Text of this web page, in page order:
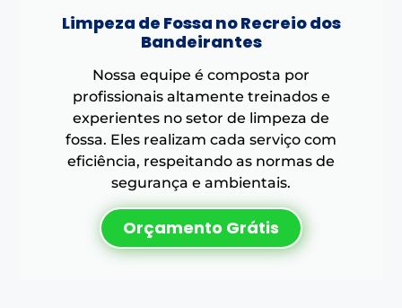
Limpeza de Fossa no Recreio dos
Bandeirantes
Nossa equipe é composta por
profissionais altamente treinados e
experientes no setor de limpeza de
fossa. Eles realizam cada serviço com
eficiência, respeitando as normas de
segurança e ambientais.
Orçamento Grátis